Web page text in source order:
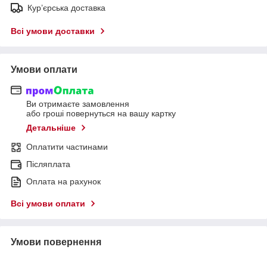
Кур’єрська доставка
Всі умови доставки
Умови оплати
Ви отримаєте замовлення
або гроші повернуться на вашу картку
Детальніше
Оплатити частинами
Післяплата
Оплата на рахунок
Всі умови оплати
Умови повернення